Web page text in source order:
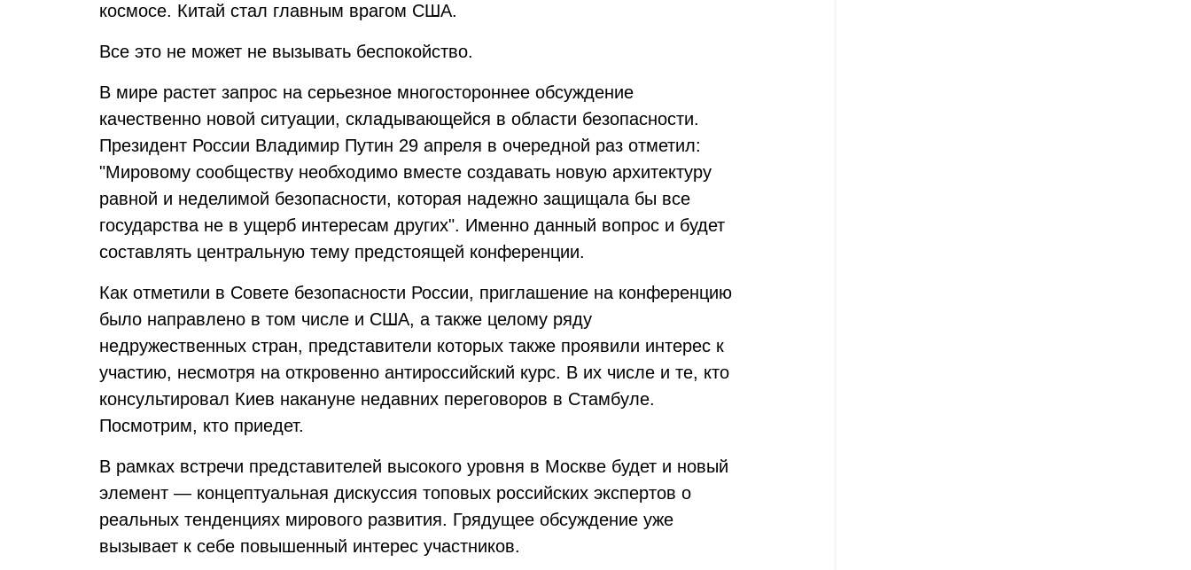
космосе. Китай стал главным врагом США.
Все это не может не вызывать беспокойство.
В мире растет запрос на серьезное многостороннее обсуждение
качественно новой ситуации, складывающейся в области безопасности.
Президент России Владимир Путин 29 апреля в очередной раз отметил:
"Мировому сообществу необходимо вместе создавать новую архитектуру
равной и неделимой безопасности, которая надежно защищала бы все
государства не в ущерб интересам других". Именно данный вопрос и будет
составлять центральную тему предстоящей конференции.
Как отметили в Совете безопасности России, приглашение на конференцию
было направлено в том числе и США, а также целому ряду
недружественных стран, представители которых также проявили интерес к
участию, несмотря на откровенно антироссийский курс. В их числе и те, кто
консультировал Киев накануне недавних переговоров в Стамбуле.
Посмотрим, кто приедет.
В рамках встречи представителей высокого уровня в Москве будет и новый
элемент — концептуальная дискуссия топовых российских экспертов о
реальных тенденциях мирового развития. Грядущее обсуждение уже
вызывает к себе повышенный интерес участников.